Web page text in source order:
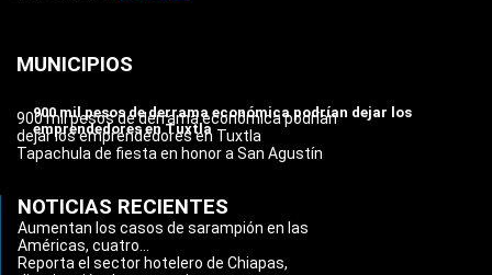
MUNICIPIOS
900 mil pesos de derrama económica podrían dejar los
emprendedores en Tuxtla
900 mil pesos de derrama económica podrían
dejar los emprendedores en Tuxtla
Tapachula de fiesta en honor a San Agustín
NOTICIAS RECIENTES
Aumentan los casos de sarampión en las
Américas, cuatro...
Reporta el sector hotelero de Chiapas,